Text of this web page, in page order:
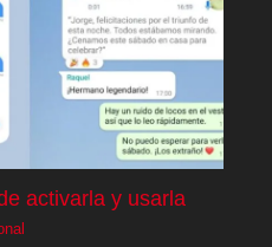
activarla y usarla